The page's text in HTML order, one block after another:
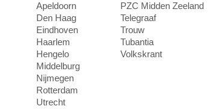
Apeldoorn
Den Haag
Eindhoven
Haarlem
Hengelo
Middelburg
Nijmegen
Rotterdam
Utrecht
PZC Midden Zeeland
Telegraaf
Trouw
Tubantia
Volkskrant